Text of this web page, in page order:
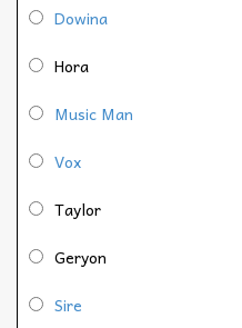
Dowina
Hora
Music Man
Vox
Taylor
Geryon
Sire